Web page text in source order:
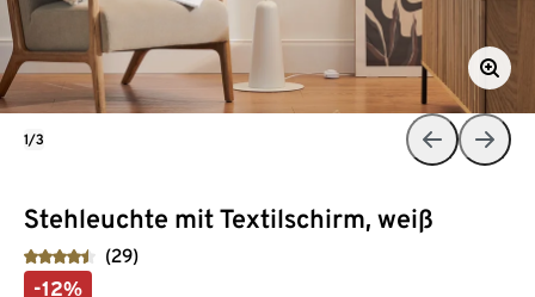
Stehleuchte mit Textilschirm, weiß
(29)
-12%
1/3